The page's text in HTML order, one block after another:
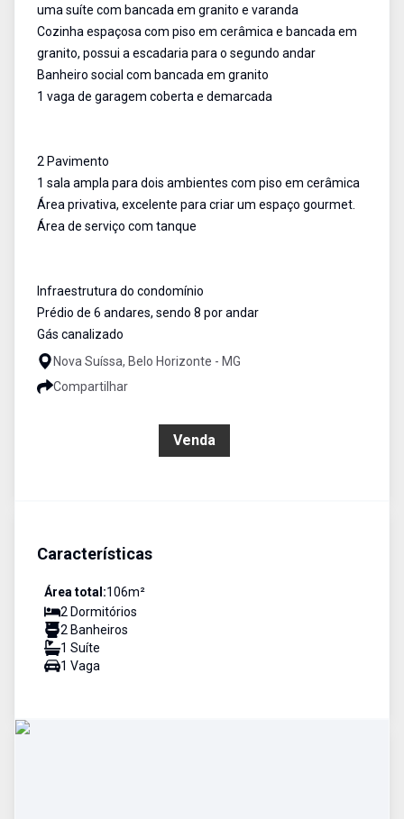
uma suíte com bancada em granito e varanda
Cozinha espaçosa com piso em cerâmica e bancada em
granito, possui a escadaria para o segundo andar
Banheiro social com bancada em granito
1 vaga de garagem coberta e demarcada
2 Pavimento
1 sala ampla para dois ambientes com piso em cerâmica
Área privativa, excelente para criar um espaço gourmet.
Área de serviço com tanque
Infraestrutura do condomínio
Prédio de 6 andares, sendo 8 por andar
Gás canalizado
Nova Suíssa, Belo Horizonte - MG
Compartilhar
Venda
Características
Área total:106m²
2 Dormitórios
2 Banheiros
1 Suíte
1 Vaga